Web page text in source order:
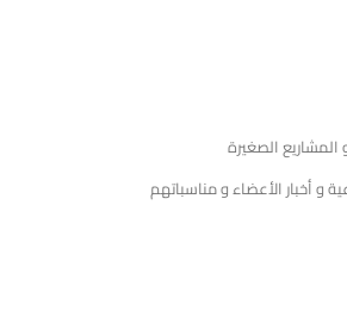
الصغيرة
و أخبار الأعضاء و مناسباتهم